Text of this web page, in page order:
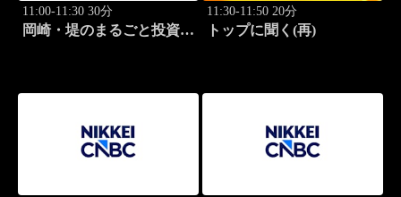
11:00-11:30 30分
岡崎・堤のまるごと投資道
11:30-11:50 20分
トップに聞く(再)